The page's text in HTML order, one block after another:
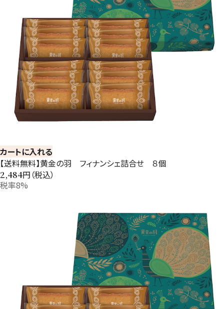
カートに入れる
【送料無料】黄金の羽 フィナンシェ詰合せ ８個
2,484円（税込）
税率8%